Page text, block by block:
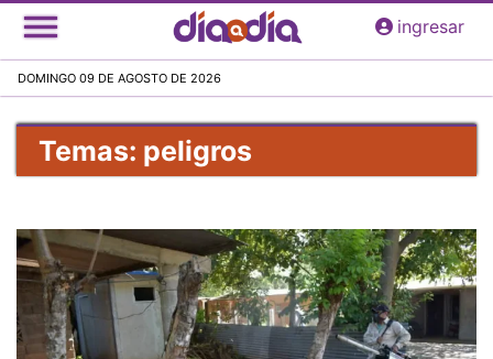
Pasar
al
principal
ingresar
DOMINGO 09 DE AGOSTO DE 2026
Temas: peligros